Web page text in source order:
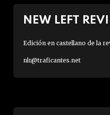
NEW LEFT
Edición en castellano de la
nlr@traficantes.net